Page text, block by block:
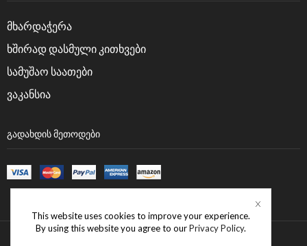
მხარდაჭერა
ხშირად დასმული კითხვები
სამუშაო საათები
ვაკანსია
ᲒᲐᲓᲐᲮᲓᲘᲡ ᲛᲔᲗᲝᲓᲔᲑᲘ
This website uses cookies to improve your experience.
By using this website you agree to ourPrivacy Policy.